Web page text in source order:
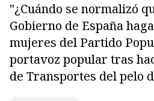
"¿Cuándo se normalizó
Gobierno de España
mujeres del Partido
portavoz popular tras
de Transportes del pelo